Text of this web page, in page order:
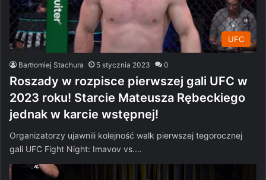
UFC
Bartłomiej Stachura 5 stycznia 2023 0
Roszady w rozpisce pierwszej gali UFC w
2023 roku! Starcie Mateusza Rębeckiego
jednak w karcie wstępnej!
Organizatorzy ujawnili kolejność walk pierwszej tegorocznej
gali UFC Fight Night: Imavov vs.…